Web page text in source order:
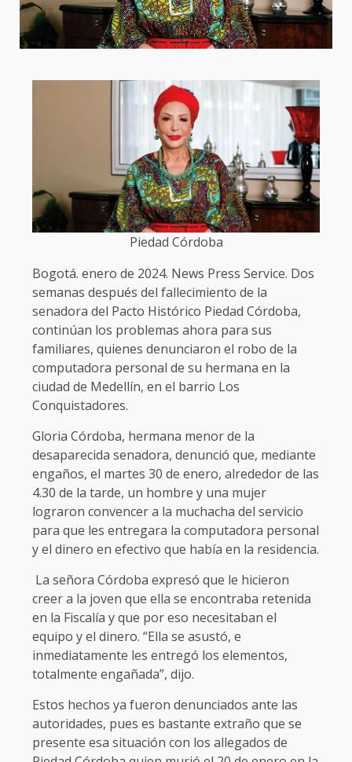
Piedad Córdoba
Bogotá. enero de 2024. News Press Service. Dos
semanas después del fallecimiento de la
senadora del Pacto Histórico Piedad Córdoba,
continúan los problemas ahora para sus
familiares, quienes denunciaron el robo de la
computadora personal de su hermana en la
ciudad de Medellín, en el barrio Los
Conquistadores.
Gloria Córdoba, hermana menor de la
desaparecida senadora, denunció que, mediante
engaños, el martes 30 de enero, alrededor de las
4.30 de la tarde, un hombre y una mujer
lograron convencer a la muchacha del servicio
para que les entregara la computadora personal
y el dinero en efectivo que había en la residencia.
La señora Córdoba expresó que le hicieron
creer a la joven que ella se encontraba retenida
en la Fiscalía y que por eso necesitaban el
equipo y el dinero. “Ella se asustó, e
inmediatamente les entregó los elementos,
totalmente engañada”, dijo.
Estos hechos ya fueron denunciados ante las
autoridades, pues es bastante extraño que se
presente esa situación con los allegados de